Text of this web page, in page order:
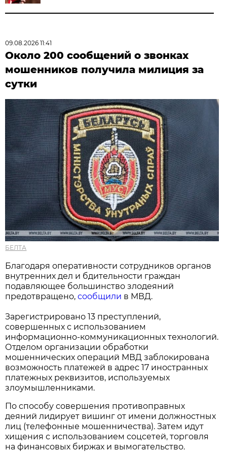
09.08.2026 11:41
Около 200 сообщений о звонках
мошенников получила милиция за
сутки
БЕЛТА
Благодаря оперативности сотрудников органов
внутренних дел и бдительности граждан
подавляющее большинство злодеяний
предотвращено,сообщили в МВД.
Зарегистрировано 13 преступлений,
совершенных с использованием
информационно-коммуникационных технологий.
Отделом организации обработки
мошеннических операций МВД заблокирована
возможность платежей в адрес 17 иностранных
платежных реквизитов, используемых
злоумышленниками.
По способу совершения противоправных
деяний лидирует вишинг от имени должностных
лиц (телефонные мошенничества). Затем идут
хищения с использованием соцсетей, торговля
на финансовых биржах и вымогательство.